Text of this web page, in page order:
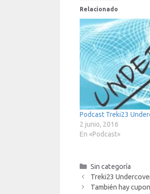
Relacionado
Podcast Treki23
2 junio, 2016
En «Podcast»
Categorías
Sin categoría
Treki23
También hay